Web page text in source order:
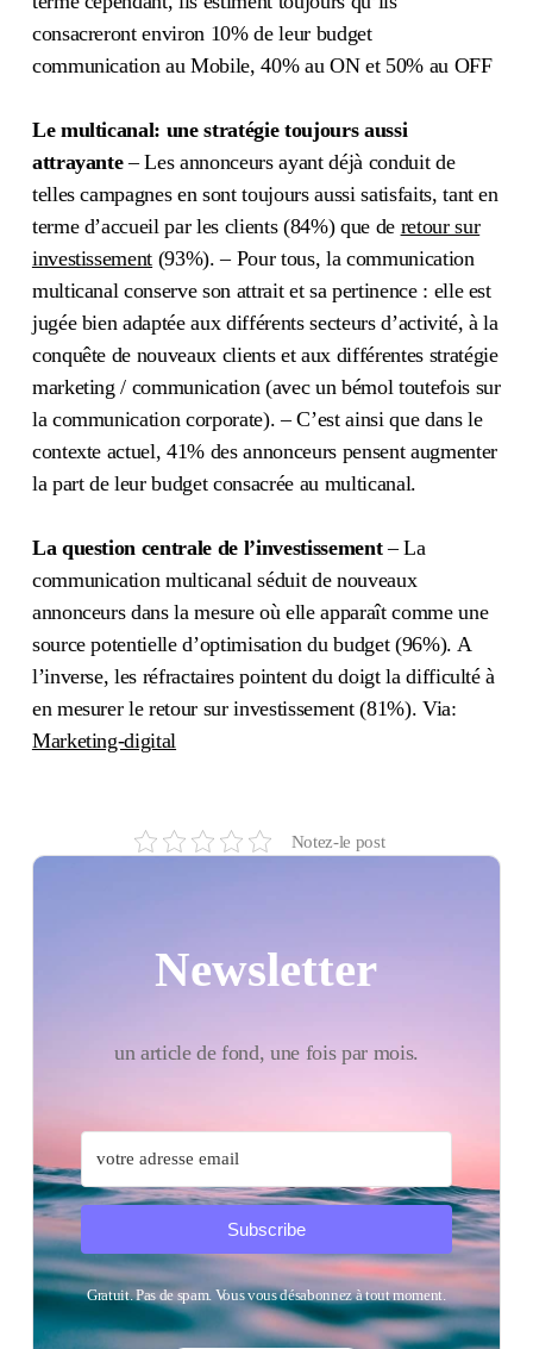
consacreront environ 10% de leur budget
communication au Mobile, 40% au ON et 50% au OFF
Le multicanal: une stratégie toujours aussi
attrayante– Les annonceurs ayant déjà conduit de
telles campagnes en sont toujours aussi satisfaits, tant en
terme d’accueil par les clients (84%) que de retour sur
investissement (93%). – Pour tous, la communication
multicanal conserve son attrait et sa pertinence : elle est
jugée bien adaptée aux différents secteurs d’activité, à la
conquête de nouveaux clients et aux différentes stratégie
marketing / communication (avec un bémol toutefois sur
la communication corporate). – C’est ainsi que dans le
contexte actuel, 41% des annonceurs pensent augmenter
la part de leur budget consacrée au multicanal.
La question centrale de l’investissement– La
communication multicanal séduit de nouveaux
annonceurs dans la mesure où elle apparaît comme une
source potentielle d’optimisation du budget (96%). A
l’inverse, les réfractaires pointent du doigt la difficulté à
en mesurer le retour sur investissement (81%). Via:
Marketing-digital
Notez-le post
Newsletter
un article de fond, une fois par mois.
Subscribe
Gratuit. Pas de spam. Vous vous désabonnez à tout moment.